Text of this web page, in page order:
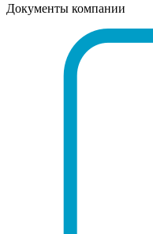
Документы компании